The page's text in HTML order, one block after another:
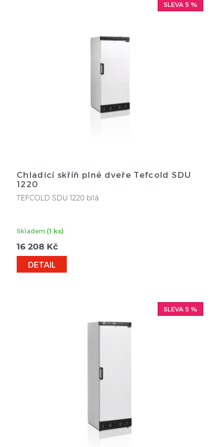
SLEVA 5 %
Chladicí skříň plné dveře Tefcold SDU
1220
TEFCOLD SDU 1220 bílá
Skladem (1 ks)
16 208 Kč
DETAIL
SLEVA 5 %